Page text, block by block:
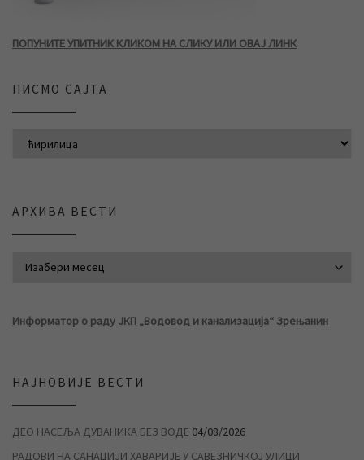
ПОПУНИТЕ УПИТНИК КЛИКОМ НА СЛИКУ ИЛИ ОВАЈ ЛИНК
ПИСМО САЈТА
АРХИВА ВЕСТИ
Информатор о раду ЈКП „Водовод и канализација“ Зрењанин
НАЈНОВИЈЕ ВЕСТИ
ДЕО НАСЕЉА ДУВАНИКА БЕЗ ВОДЕ 04/08/2026
РАДОВИ НА САНАЦИЈИ ХАВАРИЈЕ У САВЕЗНИЧКОЈ УЛИЦИ